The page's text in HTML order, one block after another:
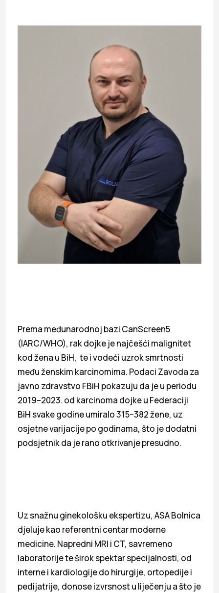
Prema međunarodnoj bazi CanScreen5
(IARC/WHO), rak dojke je najčešći malignitet
kod žena u BiH, te i vodeći uzrok smrtnosti
među ženskim karcinomima. Podaci Zavoda za
javno zdravstvo FBiH pokazuju da je u periodu
2019–2023. od karcinoma dojke u Federaciji
BiH svake godine umiralo 315–382 žene, uz
osjetne varijacije po godinama, što je dodatni
podsjetnik da je rano otkrivanje presudno.
Uz snažnu ginekološku ekspertizu, ASA Bolnica
djeluje kao referentni centar moderne
medicine. Napredni MRI i CT, savremeno
laboratorije te širok spektar specijalnosti, od
interne i kardiologije do hirurgije, ortopedije i
pedijatrije, donose izvrsnost u liječenju a što je